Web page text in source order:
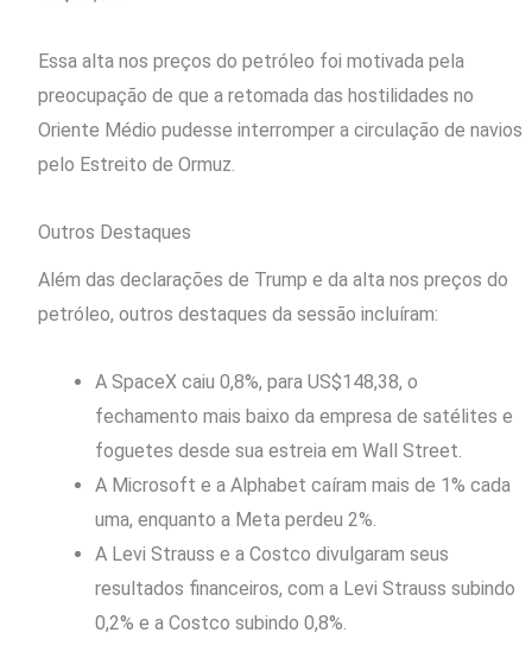
Essa alta nos preços do petróleo foi motivada pela
preocupação de que a retomada das hostilidades no
Oriente Médio pudesse interromper a circulação de navios
pelo Estreito de Ormuz.
Outros Destaques
Além das declarações de Trump e da alta nos preços do
petróleo, outros destaques da sessão incluíram:
A SpaceX caiu 0,8%, para US$148,38, o
fechamento mais baixo da empresa de satélites e
foguetes desde sua estreia em Wall Street.
A Microsoft e a Alphabet caíram mais de 1% cada
uma, enquanto a Meta perdeu 2%.
A Levi Strauss e a Costco divulgaram seus
resultados financeiros, com a Levi Strauss subindo
0,2% e a Costco subindo 0,8%.